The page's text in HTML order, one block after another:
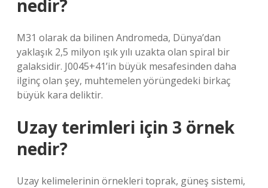
nedir?
M31 olarak da bilinen Andromeda, Dünya’dan
yaklaşık 2,5 milyon ışık yılı uzakta olan spiral bir
galaksidir. J0045+41’in büyük mesafesinden daha
ilginç olan şey, muhtemelen yörüngedeki birkaç
büyük kara deliktir.
Uzay terimleri için 3 örnek
nedir?
Uzay kelimelerinin örnekleri toprak, güneş sistemi,